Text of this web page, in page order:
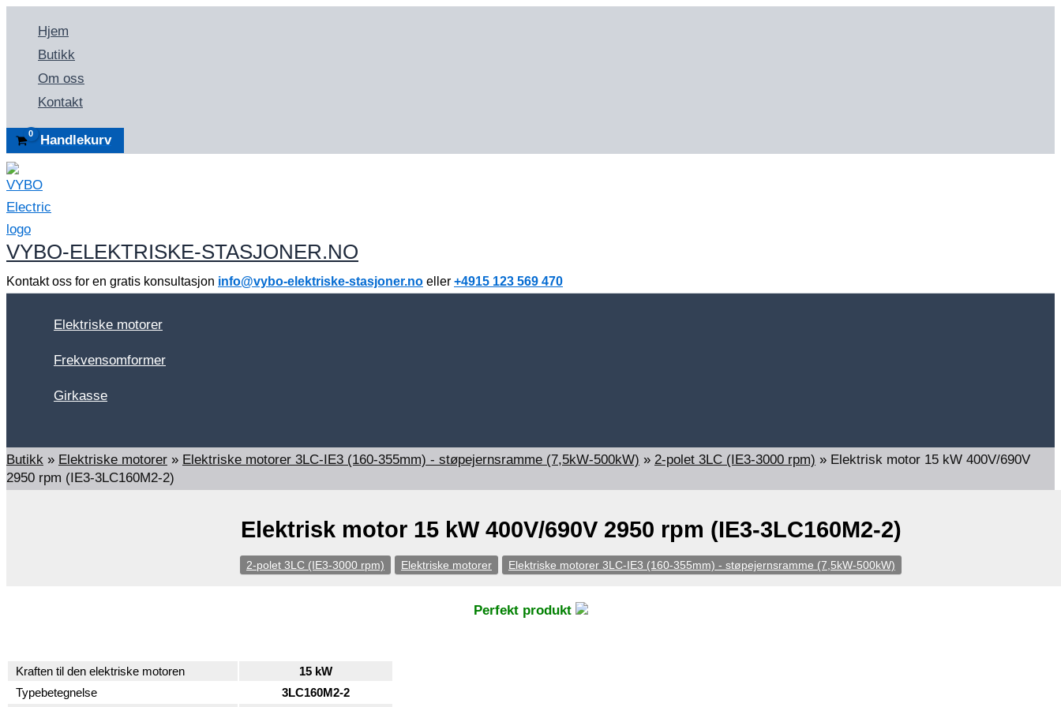
content
Hjem
Butikk
Om oss
Kontakt
Handlekurv
VYBO-ELEKTRISKE-STASJONER.NO
Kontakt oss for en gratis konsultasjon info@vybo-elektriske-stasjoner.no eller +4915 123 569 470
Elektriske motorer
Frekvensomformer
Girkasse
Butikk » Elektriske motorer » Elektriske motorer 3LC-IE3 (160-355mm) - støpejernsramme (7,5kW-500kW) » 2-polet 3LC (IE3-3000 rpm) » Elektrisk motor 15 kW 400V/690V
2950 rpm (IE3-3LC160M2-2)
Elektrisk motor 15 kW 400V/690V 2950 rpm (IE3-3LC160M2-2)
2-polet 3LC (IE3-3000 rpm) Elektriske motorer Elektriske motorer 3LC-IE3 (160-355mm) - støpejernsramme (7,5kW-500kW)
Perfekt produkt
Kraften til den elektriske motoren
15 kW
Typebetegnelse
3LC160M2-2